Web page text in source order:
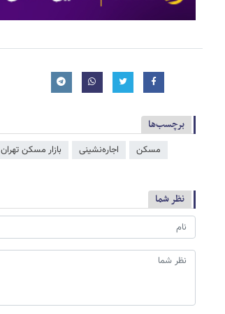
برچسب‌ها
مسکن اجاره‌نشینی بازار مسکن تهران
نظر شما